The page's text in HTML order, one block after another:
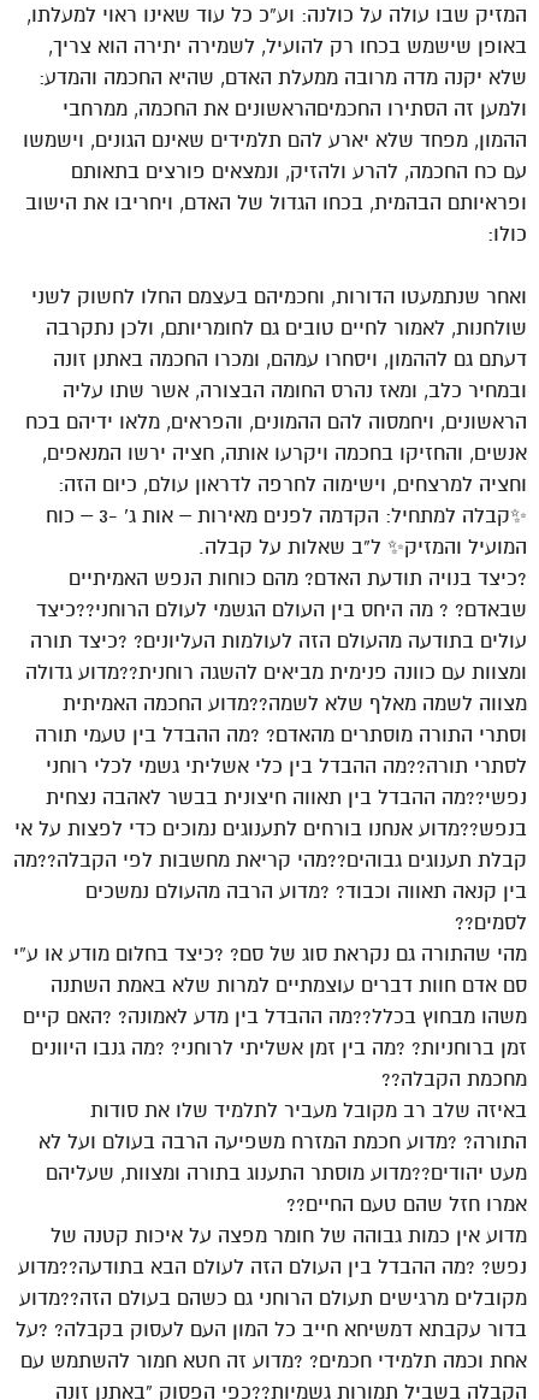
המזיק שבו עולה על כולנה: וע”כ כל עוד שאינו ראוי למעלתו,
באופן שישמש בכחו רק להועיל, לשמירה יתירה הוא צריך,
שלא יקנה מדה מרובה ממעלת האדם, שהיא החכמה והמדע:
ולמען זה הסתירו החכמיםהראשונים את החכמה, ממרחבי
ההמון, מפחד שלא יארע להם תלמידים שאינם הגונים, וישמשו
עם כח החכמה, להרע ולהזיק, ונמצאים פורצים בתאותם
ופראיותם הבהמית, בכחו הגדול של האדם, ויחריבו את הישוב
כולו:
ואחר שנתמעטו הדורות, וחכמיהם בעצמם החלו לחשוק לשני
שולחנות, לאמור לחיים טובים גם לחומריותם, ולכן נתקרבה
דעתם גם לההמון, ויסחרו עמהם, ומכרו החכמה באתנן זונה
ובמחיר כלב, ומאז נהרס החומה הבצורה, אשר שתו עליה
הראשונים, ויחמסוה להם ההמונים, והפראים, מלאו ידיהם בכח
אנשים, והחזיקו בחכמה ויקרעו אותה, חציה ירשו המנאפים,
וחציה למרצחים, וישימוה לחרפה לדראון עולם, כיום הזה:
✨קבלה למתחיל: הקדמה לפנים מאירות – אות ג’ -3 – כוח
המועיל והמזיק✨ ל”ב שאלות על קבלה.
?כיצד בנויה תודעת האדם? מהם כוחות הנפש האמיתיים
שבאדם? ? מה היחס בין העולם הגשמי לעולם הרוחני??כיצד
עולים בתודעה מהעולם הזה לעולמות העליונים? ?כיצד תורה
ומצוות עם כוונה פנימית מביאים להשגה רוחנית??מדוע גדולה
מצווה לשמה מאלף שלא לשמה??מדוע החכמה האמיתית
וסתרי התורה מוסתרים מהאדם? ?מה ההבדל בין טעמי תורה
לסתרי תורה??מה ההבדל בין כלי אשליתי גשמי לכלי רוחני
נפשי??מה ההבדל בין תאווה חיצונית בבשר לאהבה נצחית
בנפש??מדוע אנחנו בורחים לתענוגים נמוכים כדי לפצות על אי
קבלת תענוגים גבוהים??מהי קריאת מחשבות לפי הקבלה??מה
בין קנאה תאווה וכבוד? ?מדוע הרבה מהעולם נמשכים
לסמים??
מהי שהתורה גם נקראת סוג של סם? ?כיצד בחלום מודע או ע”י
סם אדם חוות דברים עוצמתיים למרות שלא באמת השתנה
משהו מבחוץ בכלל??מה ההבדל בין מדע לאמונה? ?האם קיים
זמן ברוחניות? ?מה בין זמן אשליתי לרוחני? ?מה גנבו היוונים
מחכמת הקבלה??
באיזה שלב רב מקובל מעביר לתלמיד שלו את סודות
התורה? ?מדוע חכמת המזרח משפיעה הרבה בעולם ועל לא
מעט יהודים??מדוע מוסתר התענוג בתורה ומצוות, שעליהם
אמרו חזל שהם טעם החיים??
מדוע אין כמות גבוהה של חומר מפצה על איכות קטנה של
נפש? ?מה ההבדל בין העולם הזה לעולם הבא בתודעה??מדוע
מקובלים מרגישים תעולם הרוחני גם כשהם בעולם הזה??מדוע
בדור עקבתא דמשיחא חייב כל המון העם לעסוק בקבלה? ?על
אחת וכמה תלמידי חכמים? ?מדוע זה חטא חמור להשתמש עם
הקבלה בשביל תמורות גשמיות??כפי הפסוק “באתנן זונה